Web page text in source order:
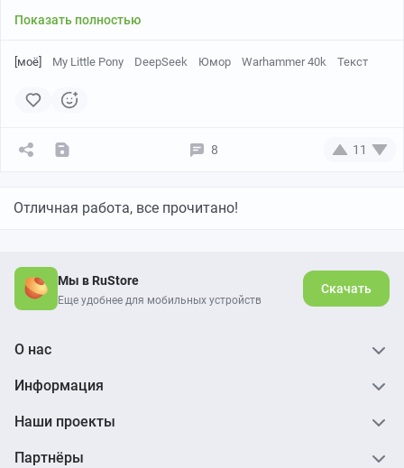
Показать полностью
[моё] My Little Pony DeepSeek Юмор Warhammer 40k Текст
8 11
Отличная работа, все прочитано!
Мы в RuStore
Еще удобнее для мобильных устройств
Скачать
О нас
Информация
Наши проекты
Партнёры